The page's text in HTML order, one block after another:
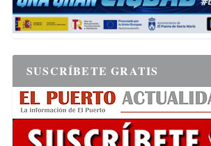
SUSCRÍBETE GRATIS